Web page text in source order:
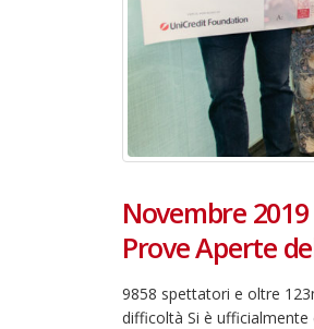
Novembre
Prove Aperte
9858 spettatori e oltre
difficoltà Si è ufficialmente